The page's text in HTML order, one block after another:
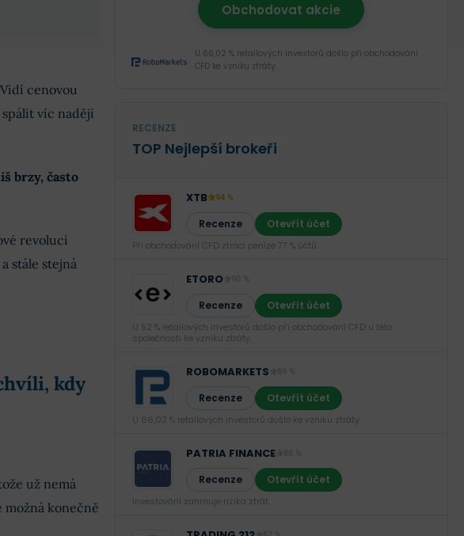
cenovou
víc nadějí
brzy, často
revoluci
stále stejná
kdy
už nemá
konečně
Obchodovat akcie
U 66,02 % retailových investorů došlo při obchodování
CFD ke vzniku ztráty.
RECENZE
TOP Nejlepší brokeři
XTB 94 %
Recenze Otevřít účet
Při obchodování CFD ztrácí peníze 77 % účtů.
ETORO
Recenze Otevřít účet
U 52 % retailových investorů došlo při obchodování CFD u této
společnosti ke vzniku ztráty.
ROBOMARKETS
Recenze Otevřít účet
U 66,02 % retailových investorů došlo ke vzniku ztráty.
PATRIA FINANCE
Recenze Otevřít účet
Investování zahrnuje rizika ztrát.‎